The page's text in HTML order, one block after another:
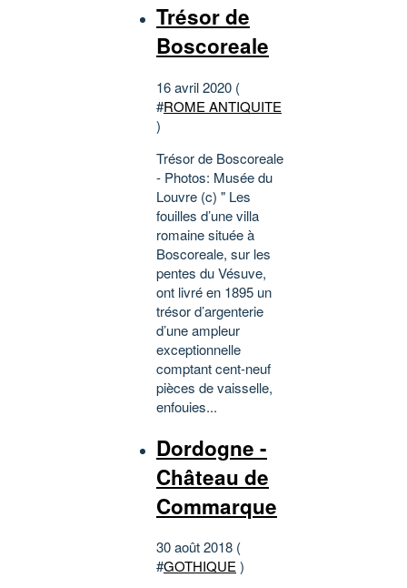
Trésor de
Boscoreale
16 avril 2020 (
#ROME ANTIQUITE
)
Trésor de Boscoreale
- Photos: Musée du
Louvre (c) " Les
fouilles d’une villa
romaine située à
Boscoreale, sur les
pentes du Vésuve,
ont livré en 1895 un
trésor d’argenterie
d’une ampleur
exceptionnelle
comptant cent-neuf
pièces de vaisselle,
enfouies...
Dordogne -
Château de
Commarque
30 août 2018 (
#GOTHIQUE)